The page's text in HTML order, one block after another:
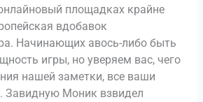
площадках крайне
вдобавок
Начинающих авось-либо быть
игры, но уверяем вас, чего
нашей заметки, все ваши
Завидную Моник взвидел